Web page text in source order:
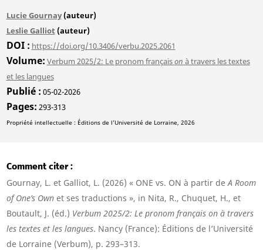
Lucie Gournay(auteur)
Leslie Galliot (auteur)
DOI https://doi.org/10.3406/verbu.2025.2061
Volume Verbum 2025/2: Le pronom françaison à travers les textes
et les langues
Publié 05-02-2026
Pages 293-313
Propriété intellectuelle : Éditions de l’Université de Lorraine, 2026
Comment citer
Gournay, L. et Galliot, L. (2026) « ONE vs. ON à partir deA Room
of One’s Ownet ses traductions », in Nita, R., Chuquet, H., et
Boutault, J. (éd.) Verbum 2025/2: Le pronom français on à travers
les textes et les langues. Nancy (France): Éditions de l’Université
de Lorraine (Verbum), p. 293–313.